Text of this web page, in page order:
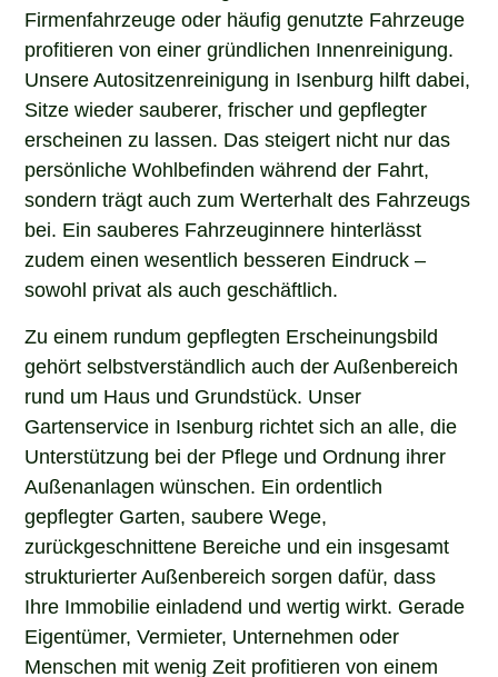
Firmenfahrzeuge oder häufig genutzte Fahrzeuge
profitieren von einer gründlichen Innenreinigung.
Unsere Autositzenreinigung in Isenburg hilft dabei,
Sitze wieder sauberer, frischer und gepflegter
erscheinen zu lassen. Das steigert nicht nur das
persönliche Wohlbefinden während der Fahrt,
sondern trägt auch zum Werterhalt des Fahrzeugs
bei. Ein sauberes Fahrzeuginnere hinterlässt
zudem einen wesentlich besseren Eindruck –
sowohl privat als auch geschäftlich.
Zu einem rundum gepflegten Erscheinungsbild
gehört selbstverständlich auch der Außenbereich
rund um Haus und Grundstück. Unser
Gartenservice in Isenburg richtet sich an alle, die
Unterstützung bei der Pflege und Ordnung ihrer
Außenanlagen wünschen. Ein ordentlich
gepflegter Garten, saubere Wege,
zurückgeschnittene Bereiche und ein insgesamt
strukturierter Außenbereich sorgen dafür, dass
Ihre Immobilie einladend und wertig wirkt. Gerade
Eigentümer, Vermieter, Unternehmen oder
Menschen mit wenig Zeit profitieren von einem